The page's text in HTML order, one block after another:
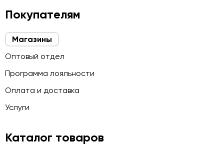
Покупателям
Магазины
Оптовый отдел
Программа лояльности
Оплата и доставка
Услуги
Каталог товаров